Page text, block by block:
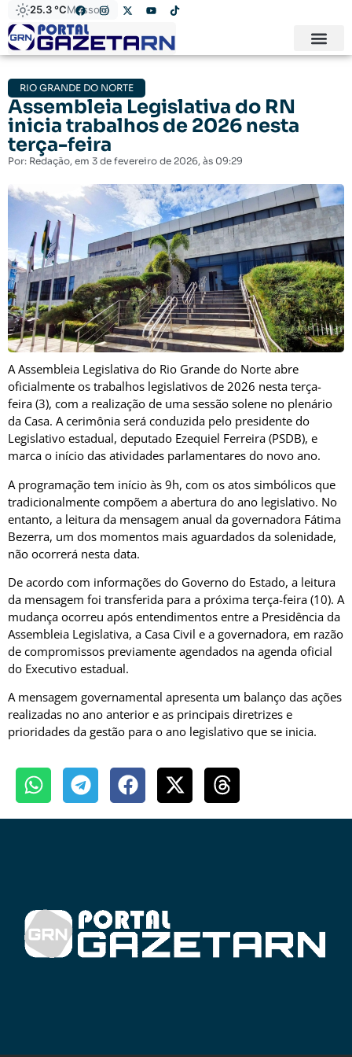
25.3 °CMossoró
RIO GRANDE DO NORTE
Assembleia Legislativa do RN
inicia trabalhos de 2026 nesta
terça-feira
Por: Redação, em 3 de fevereiro de 2026, às 09:29
A Assembleia Legislativa do Rio Grande do Norte abre
oficialmente os trabalhos legislativos de 2026 nesta terça-
feira (3), com a realização de uma sessão solene no plenário
da Casa. A cerimônia será conduzida pelo presidente do
Legislativo estadual, deputado Ezequiel Ferreira (PSDB), e
marca o início das atividades parlamentares do novo ano.
A programação tem início às 9h, com os atos simbólicos que
tradicionalmente compõem a abertura do ano legislativo. No
entanto, a leitura da mensagem anual da governadora Fátima
Bezerra, um dos momentos mais aguardados da solenidade,
não ocorrerá nesta data.
De acordo com informações do Governo do Estado, a leitura
da mensagem foi transferida para a próxima terça-feira (10). A
mudança ocorreu após entendimentos entre a Presidência da
Assembleia Legislativa, a Casa Civil e a governadora, em razão
de compromissos previamente agendados na agenda oficial
do Executivo estadual.
A mensagem governamental apresenta um balanço das ações
realizadas no ano anterior e as principais diretrizes e
prioridades da gestão para o ano legislativo que se inicia.